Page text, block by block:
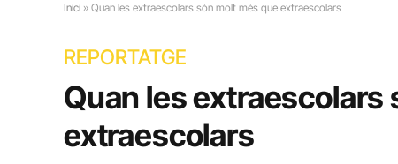
Inici » Quan les extraescolars són molt més que extraescolars
REPORTATGE
Quan les extraescolars
extraescolars